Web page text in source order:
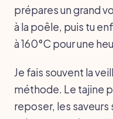
prépares un grand
à la poêle, puis tu
à 160°C pour une
Je fais souvent la
méthode. Le tajine
reposer, les saveurs